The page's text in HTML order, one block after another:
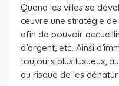
Quand les villes se
œuvre une stratégie
afin de pouvoir
d’argent, etc. Ainsi
toujours plus luxueux,
au risque de les